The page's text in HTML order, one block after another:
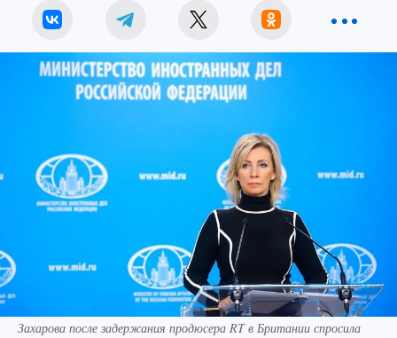
Захарова после задержания продюсера RT в Британии спросила